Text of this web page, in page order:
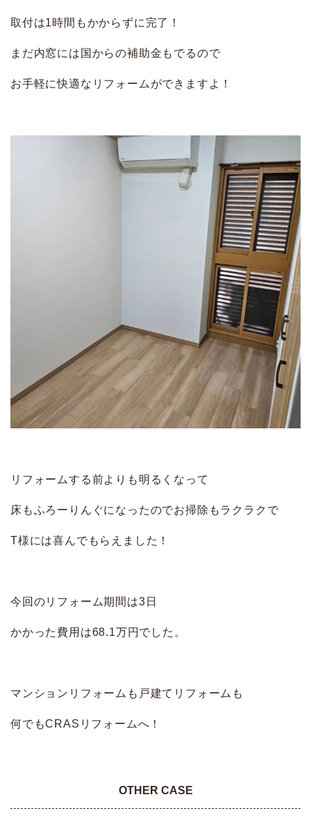
取付は1時間もかからずに完了！
まだ内窓には国からの補助金もでるので
お手軽に快適なリフォームができますよ！
リフォームする前よりも明るくなって
床もふろーりんぐになったのでお掃除もラクラクで
T様には喜んでもらえました！
今回のリフォーム期間は3日
かかった費用は68.1万円でした。
マンションリフォームも戸建てリフォームも
何でもCRASリフォームへ！
OTHER CASE